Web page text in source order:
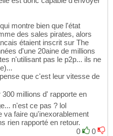
montre bien que l'état
des sales pirates, alors
étaient inscrit sur The
d'une 20aine de millions
n'utilisant pas le p2p... ils ne
que c'est leur vitesse de
millions d' rapporte en
n'est ce pas ? lol
va faire qu'inexorablement
rien rapporté en retour.
0
0